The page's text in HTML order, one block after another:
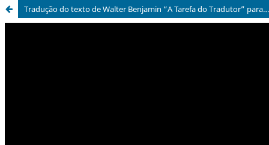
Tradução do texto de Walter Benjamin “A Tarefa do Tradutor” para a Língua Brasileira de Sinais a partir da tradução de Susana Kampff Lages